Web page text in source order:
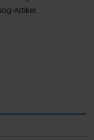
Artikel.